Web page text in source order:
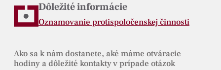
Dôležité informácie
Oznamovanie protispoločenskej činnosti
Ako sa k nám dostanete, aké máme otváracie
hodiny a dôležité kontakty v prípade otázok